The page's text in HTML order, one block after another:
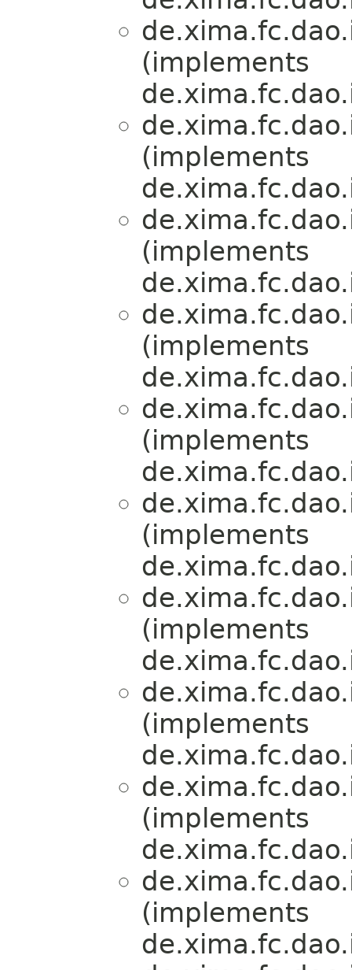
(implements
(implements
(implements
(implements
(implements
(implements
(implements
(implements
(implements
(implements